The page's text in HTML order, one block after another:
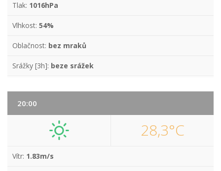
Tlak: 1016hPa
Vlhkost: 54%
Oblačnost: bez mraků
Srážky [3h]: beze srážek
20:00
28,3°C
Vítr: 1.83m/s